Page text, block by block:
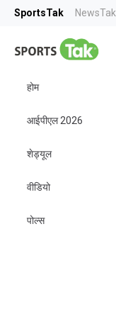
SportsTak NewsTak
होम
आईपीएल 2026
शेड्यूल
वीडियो
पोल्स